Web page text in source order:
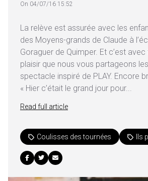
On 04/07/16 15:52
La relève est assurée avec les
des Moyens-grands de Claude à
Goraguer de Quimper. Et c’est
plaisir que nous vous partageons
spectacle inspiré de PLAY. Encore
« Hier c’était le grand jour pour...
Read full article
Coulisses des tournées Ils